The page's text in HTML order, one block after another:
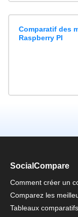
Comparatif des
Raspberry PI
SocialCompare
Comment créer un
Comparez les
Tableaux comparatifs